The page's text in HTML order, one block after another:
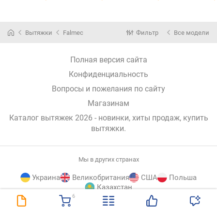
6
Вытяжки Falmec Фильтр Все модели
Полная версия сайта
Конфиденциальность
Вопросы и пожелания по сайту
Магазинам
Каталог вытяжек 2026 - новинки, хиты продаж, купить
вытяжки.
Мы в других странах
Украина Великобритания США
Польша
Казахстан